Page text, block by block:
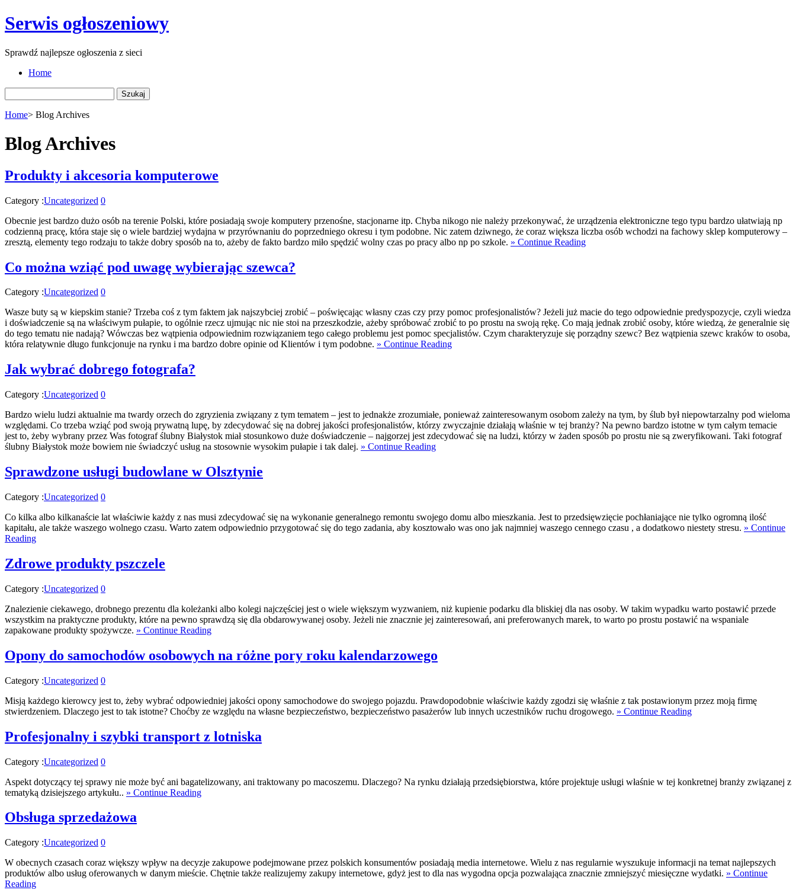
Serwis ogłoszeniowy
Sprawdź najlepsze ogłoszenia z sieci
Home
Home> Blog Archives
Blog Archives
Produkty i akcesoria komputerowe
Category :Uncategorized 0
Obecnie jest bardzo dużo osób na terenie Polski, które posiadają swoje komputery przenośne, stacjonarne itp. Chyba nikogo nie należy przekonywać, że urządzenia elektroniczne tego typu bardzo ułatwiają np
codzienną pracę, która staje się o wiele bardziej wydajna w przyrównaniu do poprzedniego okresu i tym podobne. Nic zatem dziwnego, że coraz większa liczba osób wchodzi na fachowy sklep komputerowy –
zresztą, elementy tego rodzaju to także dobry sposób na to, ażeby de fakto bardzo miło spędzić wolny czas po pracy albo np po szkole. » Continue Reading
Co można wziąć pod uwagę wybierając szewca?
Category :Uncategorized 0
Wasze buty są w kiepskim stanie? Trzeba coś z tym faktem jak najszybciej zrobić – poświęcając własny czas czy przy pomoc profesjonalistów? Jeżeli już macie do tego odpowiednie predyspozycje, czyli wiedza
i doświadczenie są na właściwym pułapie, to ogólnie rzecz ujmując nic nie stoi na przeszkodzie, ażeby spróbować zrobić to po prostu na swoją rękę. Co mają jednak zrobić osoby, które wiedzą, że generalnie się
do tego tematu nie nadają? Wówczas bez wątpienia odpowiednim rozwiązaniem tego całego problemu jest pomoc specjalistów. Czym charakteryzuje się porządny szewc? Bez wątpienia szewc kraków to osoba,
która relatywnie długo funkcjonuje na rynku i ma bardzo dobre opinie od Klientów i tym podobne. » Continue Reading
Jak wybrać dobrego fotografa?
Category :Uncategorized 0
Bardzo wielu ludzi aktualnie ma twardy orzech do zgryzienia związany z tym tematem – jest to jednakże zrozumiałe, ponieważ zainteresowanym osobom zależy na tym, by ślub był niepowtarzalny pod wieloma
względami. Co trzeba wziąć pod swoją prywatną lupę, by zdecydować się na dobrej jakości profesjonalistów, którzy zwyczajnie działają właśnie w tej branży? Na pewno bardzo istotne w tym całym temacie
jest to, żeby wybrany przez Was fotograf ślubny Białystok miał stosunkowo duże doświadczenie – najgorzej jest zdecydować się na ludzi, którzy w żaden sposób po prostu nie są zweryfikowani. Taki fotograf
ślubny Białystok może bowiem nie świadczyć usług na stosownie wysokim pułapie i tak dalej. » Continue Reading
Sprawdzone usługi budowlane w Olsztynie
Category :Uncategorized 0
Co kilka albo kilkanaście lat właściwie każdy z nas musi zdecydować się na wykonanie generalnego remontu swojego domu albo mieszkania. Jest to przedsięwzięcie pochłaniające nie tylko ogromną ilość
kapitału, ale także waszego wolnego czasu. Warto zatem odpowiednio przygotować się do tego zadania, aby kosztowało was ono jak najmniej waszego cennego czasu , a dodatkowo niestety stresu. » Continue
Reading
Zdrowe produkty pszczele
Category :Uncategorized 0
Znalezienie ciekawego, drobnego prezentu dla koleżanki albo kolegi najczęściej jest o wiele większym wyzwaniem, niż kupienie podarku dla bliskiej dla nas osoby. W takim wypadku warto postawić przede
wszystkim na praktyczne produkty, które na pewno sprawdzą się dla obdarowywanej osoby. Jeżeli nie znacznie jej zainteresowań, ani preferowanych marek, to warto po prostu postawić na wspaniale
zapakowane produkty spożywcze. » Continue Reading
Opony do samochodów osobowych na różne pory roku kalendarzowego
Category :Uncategorized 0
Misją każdego kierowcy jest to, żeby wybrać odpowiedniej jakości opony samochodowe do swojego pojazdu. Prawdopodobnie właściwie każdy zgodzi się właśnie z tak postawionym przez moją firmę
stwierdzeniem. Dlaczego jest to tak istotne? Choćby ze względu na własne bezpieczeństwo, bezpieczeństwo pasażerów lub innych uczestników ruchu drogowego. » Continue Reading
Profesjonalny i szybki transport z lotniska
Category :Uncategorized 0
Aspekt dotyczący tej sprawy nie może być ani bagatelizowany, ani traktowany po macoszemu. Dlaczego? Na rynku działają przedsiębiorstwa, które projektuje usługi właśnie w tej konkretnej branży związanej z
tematyką dzisiejszego artykułu.. » Continue Reading
Obsługa sprzedażowa
Category :Uncategorized 0
W obecnych czasach coraz większy wpływ na decyzje zakupowe podejmowane przez polskich konsumentów posiadają media internetowe. Wielu z nas regularnie wyszukuje informacji na temat najlepszych
produktów albo usług oferowanych w danym mieście. Chętnie także realizujemy zakupy internetowe, gdyż jest to dla nas wygodna opcja pozwalająca znacznie zmniejszyć miesięczne wydatki. » Continue
Reading